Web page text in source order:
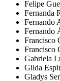
Felipe
Fernanda
Fernando
Fernando
Francisco
Francisco
Gabriela
Gilda
Gladys